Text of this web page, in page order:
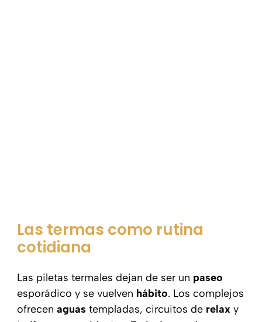
Las termas como rutina
cotidiana
Las piletas termales dejan de ser un paseo
esporádico y se vuelven hábito. Los complejos
ofrecen aguas templadas, circuitos de relax y